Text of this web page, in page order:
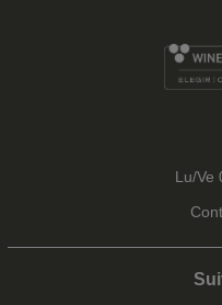
Lu/Ve